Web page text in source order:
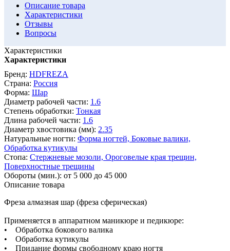
Характеристики
Характеристики
Бренд: HDFREZA
Страна: Россия
Форма: Шар
Диаметр рабочей части: 1.6
Степень обработки: Тонкая
Длина рабочей части: 1.6
Диаметр хвостовика (мм): 2.35
Натуральные ногти: Форма ногтей, Боковые валики,
Обработка кутикулы
Стопа: Стержневые мозоли, Ороговелые края трещин,
Поверхностные трещины
Обороты (мин.): от 5 000 до 45 000
Описание товара
Характеристики
Отзывы
Вопросы
Описание товара
Фреза алмазная шар (фреза сферическая)
Применяется в аппаратном маникюре и педикюре:
• Обработка бокового валика
• Обработка кутикулы
• Придание формы свободному краю ногтя